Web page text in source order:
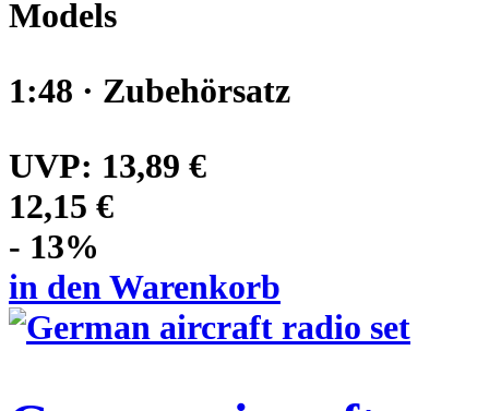
Models
1:48 · Zubehörsatz
UVP: 13,89 €
12,15 €
- 13%
in den Warenkorb